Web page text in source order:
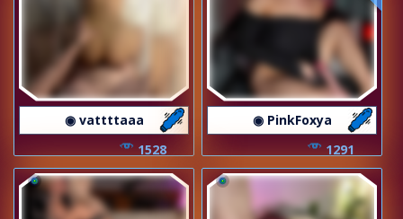
◉ vattttaaa
1528
◉ PinkFoxya
1291